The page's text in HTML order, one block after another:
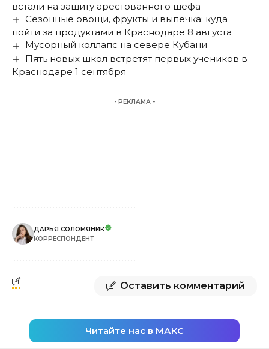
встали на защиту арестованного шефа
Сезонные овощи, фрукты и выпечка: куда
пойти за продуктами в Краснодаре 8 августа
Мусорный коллапс на севере Кубани
Пять новых школ встретят первых учеников в
Краснодаре 1 сентября
- РЕКЛАМА -
ДАРЬЯ СОЛОМЯНИК
КОРРЕСПОНДЕНТ
Оставить комментарий
Читайте нас в МАКС